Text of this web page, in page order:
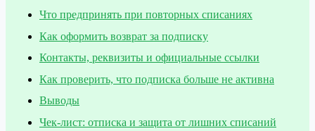
Что предпринять при повторных списаниях
Как оформить возврат за подписку
Контакты, реквизиты и официальные ссылки
Как проверить, что подписка больше не активна
Выводы
Чек-лист: отписка и защита от лишних списаний